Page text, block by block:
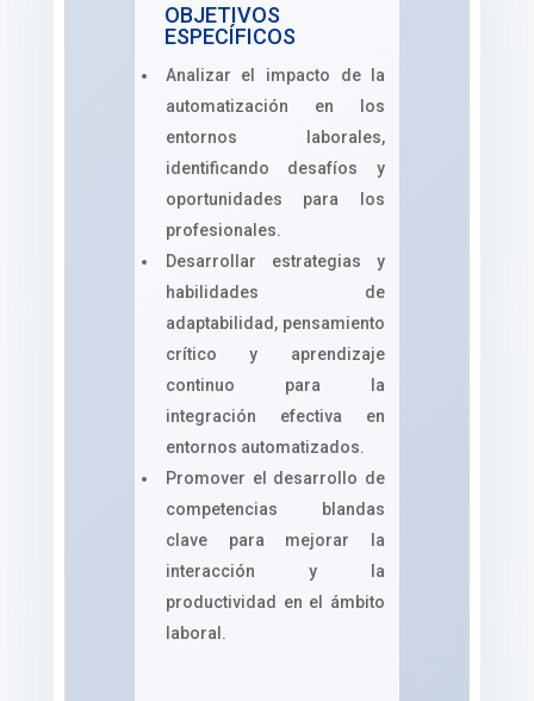
OBJETIVOS
ESPECÍFICOS
Analizar el impacto de la
automatización en los
entornos laborales,
identificando desafíos y
oportunidades para los
profesionales.
Desarrollar estrategias y
habilidades de
adaptabilidad, pensamiento
crítico y aprendizaje
continuo para la
integración efectiva en
entornos automatizados.
Promover el desarrollo de
competencias blandas
clave para mejorar la
interacción y la
productividad en el ámbito
laboral.